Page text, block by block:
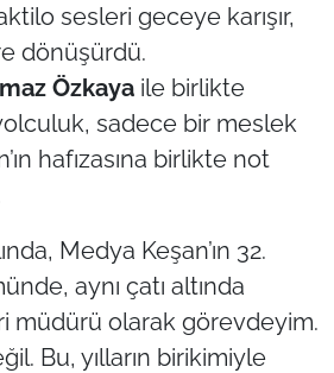
sesleri geceye karışır,
dönüşürdü.
Özkayaile birlikte
yolculuk, sadece bir meslek
hafızasına birlikte not
Medya Keşan’ın 32.
aynı çatı altında
müdürü olarak görevdeyim.
Bu, yılların birikimiyle